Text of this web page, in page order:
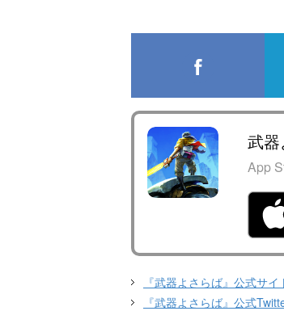
武
App
『武器よさらば』公式サイ
『武器よさらば』公式